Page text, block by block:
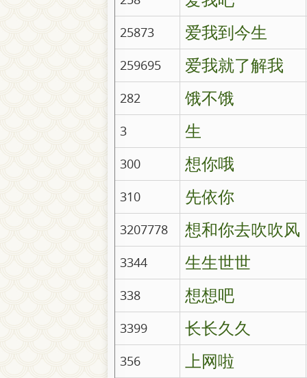
25873 爱我到今生
259695 爱我就了解我
282 饿不饿
3 生
300 想你哦
310 先依你
3207778 想和你去吹吹风
3344 生生世世
338 想想吧
3399 长长久久
356 上网啦